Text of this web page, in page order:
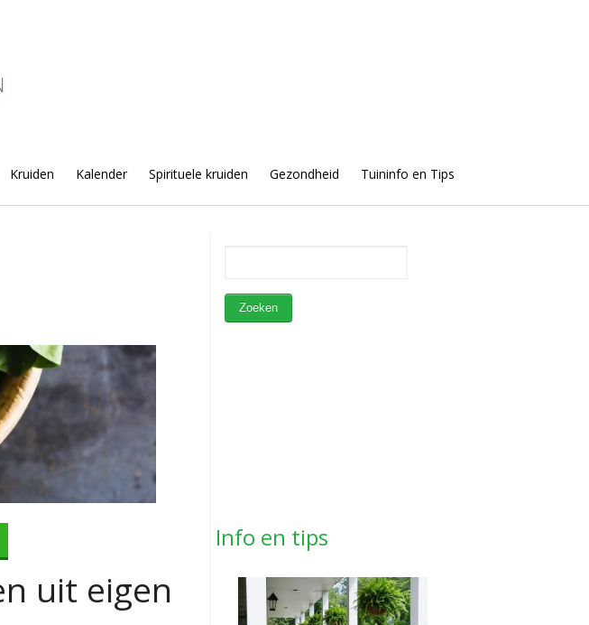
Kruiden Kalender Spirituele kruiden Gezondheid Tuininfo en Tips
uit eigen
Info en tips